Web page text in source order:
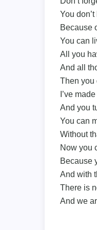
You
Because
You can
All you
And all
Then you
I’ve
And you
You can
Without
Now you
Because
And with
There is
And we